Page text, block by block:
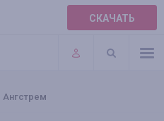
СКАЧАТЬ
Ангстрем